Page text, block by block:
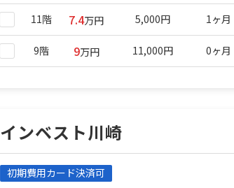
11階 7.4万円 5,000円 1ヶ月
9階 9万円 11,000円 0ヶ月
インベスト川崎
初期費用カード決済可